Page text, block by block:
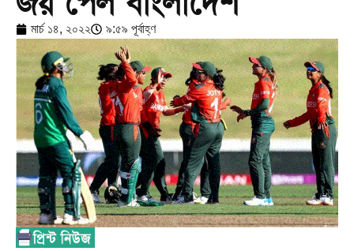
মার্চ ১৪, ২০২২ ৯:৫৯ পূর্বাহ্ণ